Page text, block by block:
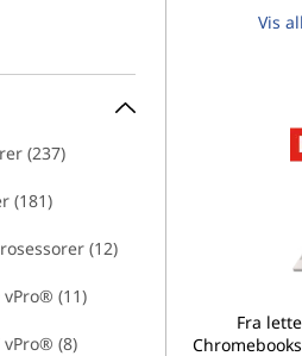
(237)
(181)
(12)
(11)
(8)
Vis
Fra